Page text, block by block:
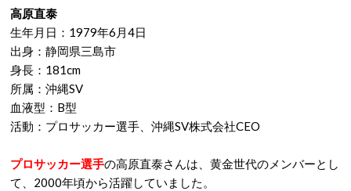
高原直泰
生年月日：1979年6月4日
出身：静岡県三島市
身長：181cm
所属：沖縄SV
血液型：B型
活動：プロサッカー選手、沖縄SV株式会社CEO
プロサッカー選手の高原直泰さんは、黄金世代のメンバーとし
て、2000年頃から活躍していました。